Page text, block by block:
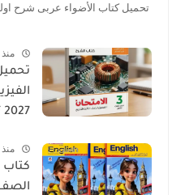
كتاب الأضواء عربى شرح اولى ثانوى ترم
منذ 5 أيام
تحميل كتاب
الفيزياء
2027 PDF كتاب الشرح
منذ 1 أيام
كتاب المعاصر
الصف الثالث